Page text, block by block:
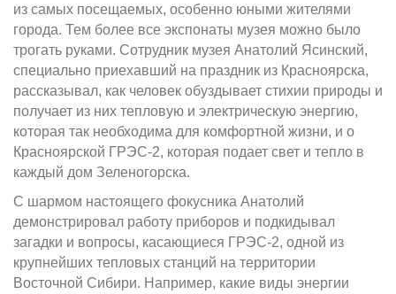
из самых посещаемых, особенно юными жителями
города. Тем более все экспонаты музея можно было
трогать руками. Сотрудник музея Анатолий Ясинский,
специально приехавший на праздник из Красноярска,
рассказывал, как человек обуздывает стихии природы и
получает из них тепловую и электрическую энергию,
которая так необходима для комфортной жизни, и о
Красноярской ГРЭС-2, которая подает свет и тепло в
каждый дом Зеленогорска.
С шармом настоящего фокусника Анатолий
демонстрировал работу приборов и подкидывал
загадки и вопросы, касающиеся ГРЭС-2, одной из
крупнейших тепловых станций на территории
Восточной Сибири. Например, какие виды энергии